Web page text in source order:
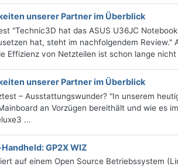
unserer Partner im Überblick
"Technic3D hat das ASUS U36JC
hat, steht im nachfolgendem Review."
Effizienz von Netzteilen ist schon lange nicht
unserer Partner im Überblick
– Ausstattungswunder? "In unserem
an Vorzügen bereithält und wie es
...
GP2X WIZ
auf einem Open Source Betriebssystem